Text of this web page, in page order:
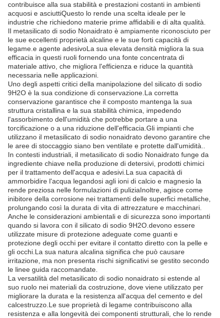
contribuisce alla sua stabilità e prestazioni costanti in ambienti
acquosi e asciuttiQuesto lo rende una scelta ideale per le
industrie che richiedono materie prime affidabili e di alta qualità.
Il metasilicato di sodio Nonaidrato è ampiamente riconosciuto per
le sue eccellenti proprietà alcaline e le sue forti capacità di
legame.e agente adesivoLa sua elevata densità migliora la sua
efficacia in questi ruoli fornendo una fonte concentrata di
materiale attivo, che migliora l'efficienza e riduce la quantità
necessaria nelle applicazioni.
Uno degli aspetti critici della manipolazione del silicato di sodio
9H2O è la sua condizione di conservazione.La corretta
conservazione garantisce che il composto mantenga la sua
struttura cristallina e la sua stabilità chimica, impedendo
l'assorbimento dell'umidità che potrebbe portare a una
torcificazione o a una riduzione dell'efficacia.Gli impianti che
utilizzano il metasilicato di sodio nonaidrato devono garantire che
le aree di stoccaggio siano ben ventilate e protette dall'umidità..
In contesti industriali, il metasilicato di sodio Nonaidrato funge da
ingrediente chiave nella produzione di detersivi, prodotti chimici
per il trattamento dell'acqua e adesivi.La sua capacità di
ammorbidire l'acqua legandosi agli ioni di calcio e magnesio la
rende preziosa nelle formulazioni di puliziaInoltre, agisce come
inibitore della corrosione nei trattamenti delle superfici metalliche,
prolungando così la durata di vita di attrezzature e macchinari.
Anche le considerazioni ambientali e di sicurezza sono importanti
quando si lavora con il silicato di sodio 9H2O.devono essere
utilizzate misure di protezione adeguate come guanti e
protezione degli occhi per evitare il contatto diretto con la pelle e
gli occhi.La sua natura alcalina significa che può causare
irritazione, ma non presenta rischi significativi se gestito secondo
le linee guida raccomandate.
La versatilità del metasilicato di sodio nonaidrato si estende al
suo ruolo nei materiali da costruzione, dove viene utilizzato per
migliorare la durata e la resistenza all'acqua del cemento e del
calcestruzzo.Le sue proprietà di legame contribuiscono alla
resistenza e alla longevità dei componenti strutturali, che lo rende